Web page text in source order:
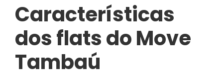
Características
dos flats do Move
Tambaú